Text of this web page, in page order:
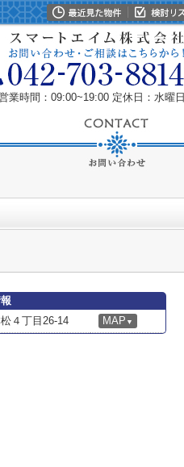
業時間：09:00~19:00 定休日：水曜日
４丁目26-14 MAP ▼